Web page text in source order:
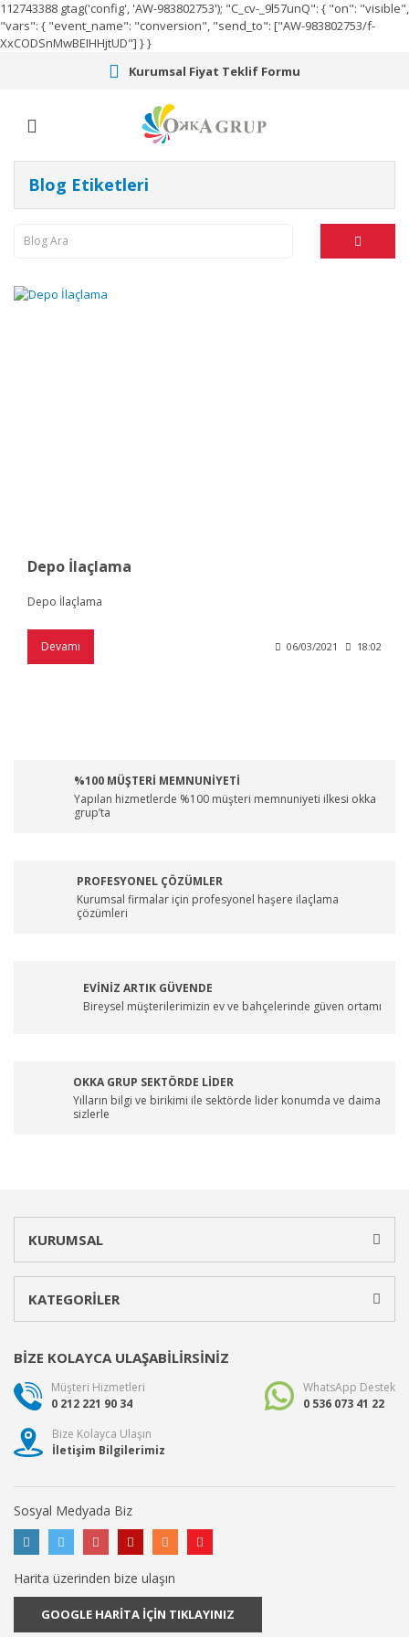
112743388 gtag('config', 'AW-983802753'); "C_cv-_9l57unQ": { "on": "visible",
"vars": { "event_name": "conversion", "send_to": ["AW-983802753/f-
XxCODSnMwBEIHHjtUD"] } }
Kurumsal Fiyat Teklif Formu
Blog Etiketleri
Depo İlaçlama
Depo İlaçlama
Devamı 06/03/2021 18:02
%100 MÜŞTERİ MEMNUNİYETİ
Yapılan hizmetlerde %100 müşteri memnuniyeti ilkesi okka
grup’ta
PROFESYONEL ÇÖZÜMLER
Kurumsal firmalar için profesyonel haşere ilaçlama
çözümleri
EVİNİZ ARTIK GÜVENDE
Bireysel müşterilerimizin ev ve bahçelerinde güven ortamı
OKKA GRUP SEKTÖRDE LİDER
Yılların bilgi ve birikimi ile sektörde lider konumda ve daima
sizlerle
KURUMSAL
KATEGORİLER
BİZE KOLAYCA ULAŞABİLİRSİNİZ
Müşteri Hizmetleri
0 212 221 90 34
WhatsApp Destek
0 536 073 41 22
Bize Kolayca Ulaşın
İletişim Bilgilerimiz
Sosyal Medyada Biz
Harita üzerinden bize ulaşın
GOOGLE HARİTA İÇİN TIKLAYINIZ